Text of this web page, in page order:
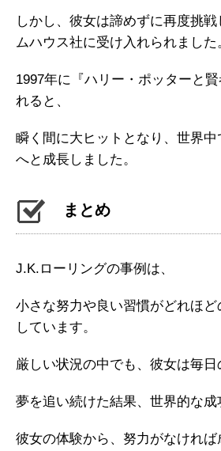
しかし、彼女は諦めずに再度挑
ムハウス社に受け入れられました
1997年に『ハリー・ポッターと
れると、
瞬く間に大ヒットとなり、世界
へと成長しました。
まとめ
J.K.ローリングの事例は、
小さな努力や良い習慣がどれほ
しています。
厳しい状況の中でも、彼女は毎日
夢を追い続けた結果、世界的な成
彼女の体験から、努力がなければ